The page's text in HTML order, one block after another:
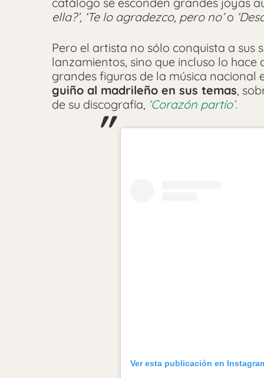
ella?’, ‘Te lo agradezco, pero no’o
Pero el artista no sólo conquista a sus
lanzamientos, sino que incluso lo hace
grandes figuras de la música nacional
guiño al madrileño en sus temas,
de su discografía, ‘Corazón partío’.
Ver esta publicación en